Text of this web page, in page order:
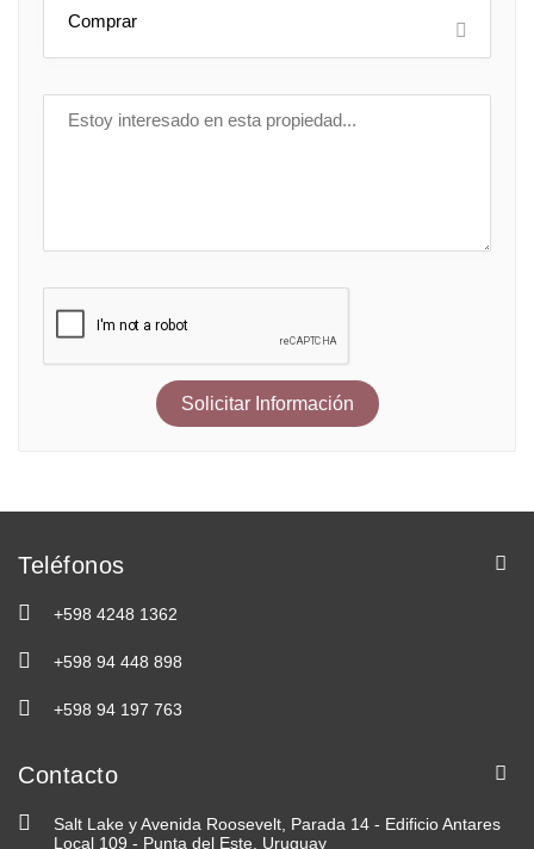
Comprar
Solicitar Información
Teléfonos
+598 4248 1362
+598 94 448 898
+598 94 197 763
Contacto
Salt Lake y Avenida Roosevelt, Parada 14 - Edificio Antares
Local 109 - Punta del Este, Uruguay